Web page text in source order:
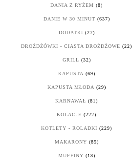
DANIA Z RYŻEM (8)
DANIE W 30 MINUT (637)
DODATKI (27)
DROŻDŻÓWKI - CIASTA DROŻDŻOWE (22)
GRILL (32)
KAPUSTA (69)
KAPUSTA MŁODA (29)
KARNAWAŁ (81)
KOLACJE (222)
KOTLETY - ROLADKI (229)
MAKARONY (85)
MUFFINY (18)